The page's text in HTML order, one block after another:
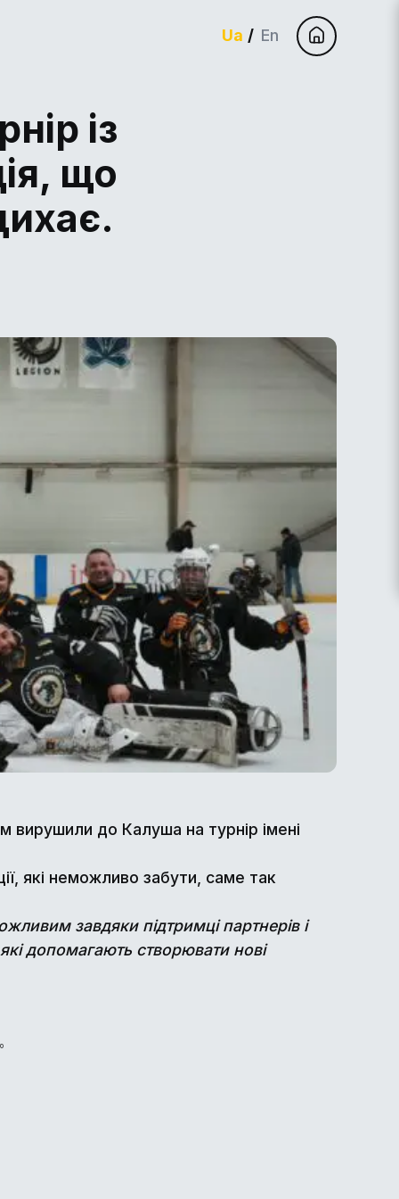
Ua En
із
що
вирушили до Калуша на турнір імені
які неможливо забути, саме так
завдяки підтримці партнерів і
допомагають створювати нові